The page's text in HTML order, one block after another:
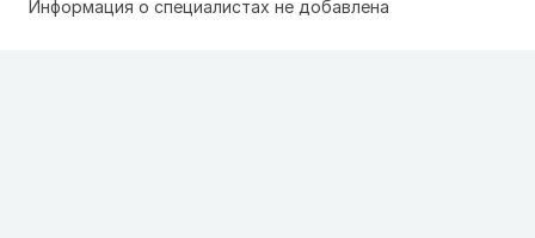
Информация о специалистах не добавлена